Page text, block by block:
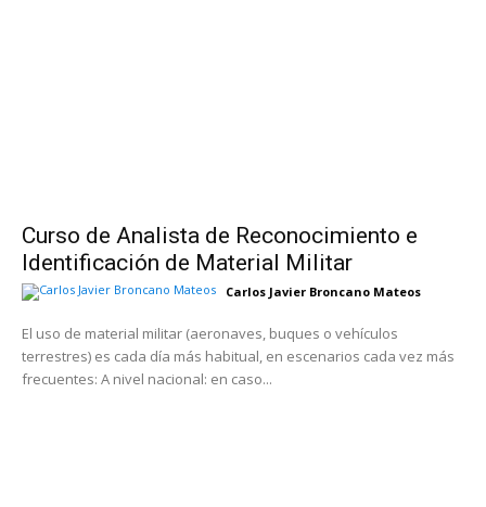
Curso de Analista de Reconocimiento e
Identificación de Material Militar
Carlos Javier Broncano Mateos
El uso de material militar (aeronaves, buques o vehículos
terrestres) es cada día más habitual, en escenarios cada vez más
frecuentes: A nivel nacional: en caso...